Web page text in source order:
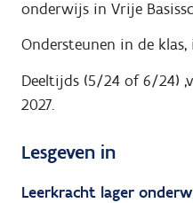
onderwijs in Vrije
Ondersteunen in de
Deeltijds (5/24 of 6/24)
2027.
Lesgeven in
Leerkracht lager